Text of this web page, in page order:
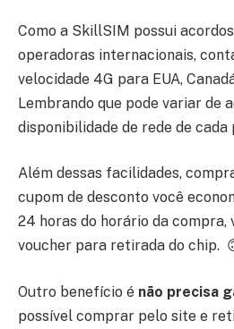
Como a SkillSIM possui
operadoras internacionais,
velocidade 4G para EUA,
Lembrando que pode variar de
disponibilidade de rede de cada
Além dessas facilidades,
cupom de desconto você
24 horas do horário da compra,
voucher para retirada do chip.
Outro benefício é não precisa
possível comprar pelo site e